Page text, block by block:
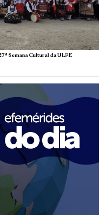
Semana Cultural da ULFE